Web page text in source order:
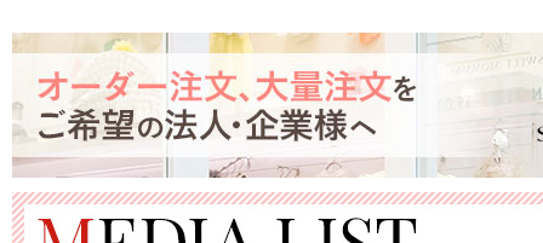
クーポンのご利用には会員登録が必要となります。